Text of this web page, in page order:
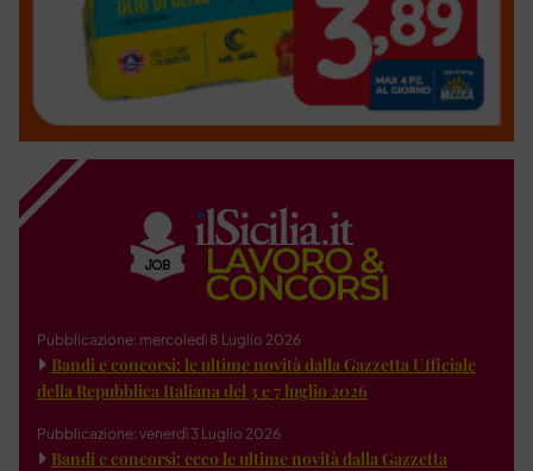
Pubblicazione: mercoledì 8 Luglio 2026
Bandi e concorsi: le ultime novità dalla Gazzetta Ufficiale
della Repubblica Italiana del 3 e 7 luglio 2026
Pubblicazione: venerdì 3 Luglio 2026
Bandi e concorsi: ecco le ultime novità dalla Gazzetta